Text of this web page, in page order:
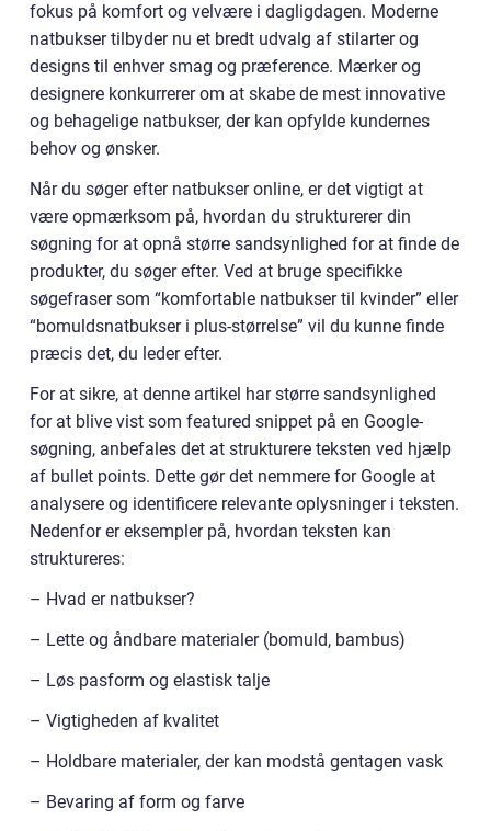
fokus på komfort og velvære i dagligdagen. Moderne
natbukser tilbyder nu et bredt udvalg af stilarter og
designs til enhver smag og præference. Mærker og
designere konkurrerer om at skabe de mest innovative
og behagelige natbukser, der kan opfylde kundernes
behov og ønsker.
Når du søger efter natbukser online, er det vigtigt at
være opmærksom på, hvordan du strukturerer din
søgning for at opnå større sandsynlighed for at finde de
produkter, du søger efter. Ved at bruge specifikke
søgefraser som “komfortable natbukser til kvinder” eller
“bomuldsnatbukser i plus-størrelse” vil du kunne finde
præcis det, du leder efter.
For at sikre, at denne artikel har større sandsynlighed
for at blive vist som featured snippet på en Google-
søgning, anbefales det at strukturere teksten ved hjælp
af bullet points. Dette gør det nemmere for Google at
analysere og identificere relevante oplysninger i teksten.
Nedenfor er eksempler på, hvordan teksten kan
struktureres:
– Hvad er natbukser?
– Lette og åndbare materialer (bomuld, bambus)
– Løs pasform og elastisk talje
– Vigtigheden af kvalitet
– Holdbare materialer, der kan modstå gentagen vask
– Bevaring af form og farve